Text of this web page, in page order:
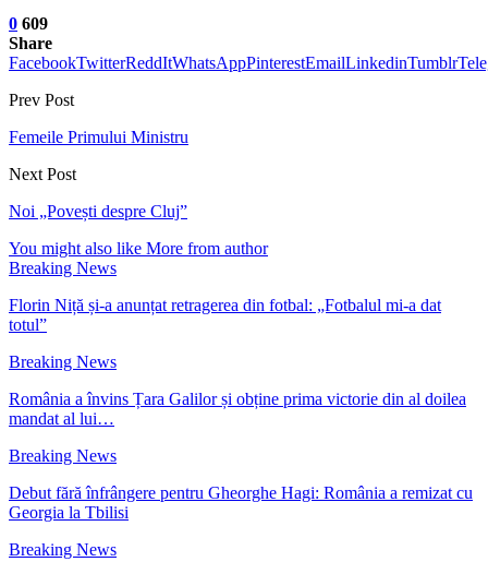
0 609
Share
FacebookTwitterReddItWhatsAppPinterestEmailLinkedinTumblr
Prev Post
Femeile Primului Ministru
Next Post
Noi „Povești despre Cluj”
You might also like More from author
Breaking News
Florin Niță și-a anunțat retragerea din fotbal: „Fotbalul mi-a dat
totul”
Breaking News
România a învins Țara Galilor și obține prima victorie din al doilea
mandat al lui…
Breaking News
Debut fără înfrângere pentru Gheorghe Hagi: România a remizat cu
Georgia la Tbilisi
Breaking News